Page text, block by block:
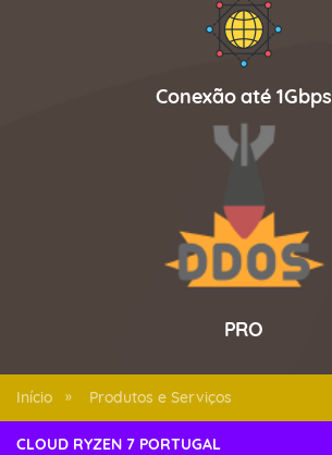
Conexão até 1Gbps
PRO
Início » Produtos e Serviços
CLOUD RYZEN 7 PORTUGAL